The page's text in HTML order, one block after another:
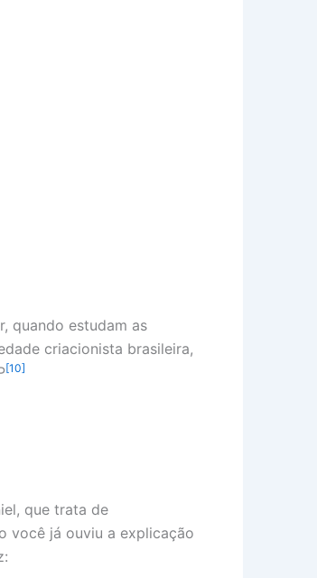
quando estudam as
criacionista brasileira,
[10]
que trata de
você já ouviu a explicação